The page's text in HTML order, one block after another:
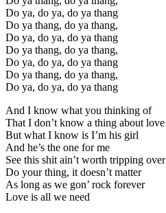
Do ya, do ya, do ya thang
Do ya thang, do ya thang,
Do ya, do ya, do ya thang
Do ya thang, do ya thang,
Do ya, do ya, do ya thang
Do ya thang, do ya thang,
Do ya, do ya, do ya thang
And I know what you thinking of
That I don’t know a thing about love
But what I know is I’m his girl
And he’s the one for me
See this shit ain’t worth tripping over
Do your thing, it doesn’t matter
As long as we gon’ rock forever
Love is all we need